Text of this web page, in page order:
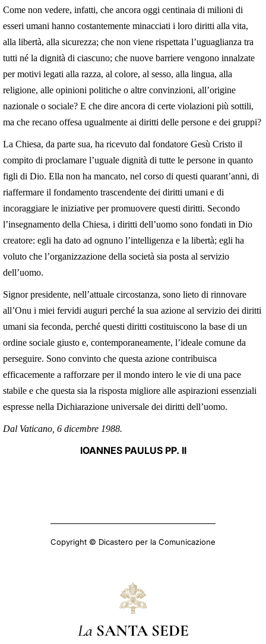
Come non vedere, infatti, che ancora oggi centinaia di milioni di
esseri umani hanno costantemente minacciati i loro diritti alla vita,
alla libertà, alla sicurezza; che non viene rispettata l’uguaglianza tra
tutti né la dignità di ciascuno; che nuove barriere vengono innalzate
per motivi legati alla razza, al colore, al sesso, alla lingua, alla
religione, alle opinioni politiche o altre convinzioni, all’origine
nazionale o sociale? E che dire ancora di certe violazioni più sottili,
ma che recano offesa ugualmente ai diritti delle persone e dei gruppi?
La Chiesa, da parte sua, ha ricevuto dal fondatore Gesù Cristo il
compito di proclamare l’uguale dignità di tutte le persone in quanto
figli di Dio. Ella non ha mancato, nel corso di questi quarant’anni, di
riaffermare il fondamento trascendente dei diritti umani e di
incoraggiare le iniziative per promuovere questi diritti. Secondo
l’insegnamento della Chiesa, i diritti dell’uomo sono fondati in Dio
creatore: egli ha dato ad ognuno l’intelligenza e la libertà; egli ha
voluto che l’organizzazione della società sia posta al servizio
dell’uomo.
Signor presidente, nell’attuale circostanza, sono lieto di rinnovare
all’Onu i miei fervidi auguri perché la sua azione al servizio dei diritti
umani sia feconda, perché questi diritti costituiscono la base di un
ordine sociale giusto e, contemporaneamente, l’ideale comune da
perseguire. Sono convinto che questa azione contribuisca
efficacemente a rafforzare per il mondo intero le vie di una pace
stabile e che questa sia la risposta migliore alle aspirazioni essenziali
espresse nella Dichiarazione universale dei diritti dell’uomo.
Dal Vaticano, 6 dicembre 1988.
IOANNES PAULUS PP. II
Copyright © Dicastero per la Comunicazione
La SANTA SEDE